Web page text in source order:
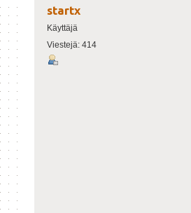
startx
Käyttäjä
Viestejä: 414